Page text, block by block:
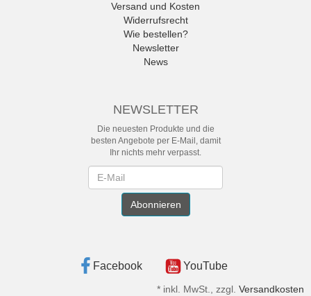
Versand und Kosten
Widerrufsrecht
Wie bestellen?
Newsletter
News
NEWSLETTER
Die neuesten Produkte und die
besten Angebote per E-Mail, damit
Ihr nichts mehr verpasst.
Abonnieren
Facebook YouTube
* inkl. MwSt., zzgl. Versandkosten